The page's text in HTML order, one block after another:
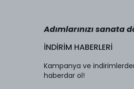
Adımlarınızı sanata
İNDİRİM HABERLERİ
Kampanya ve
haberdar ol!